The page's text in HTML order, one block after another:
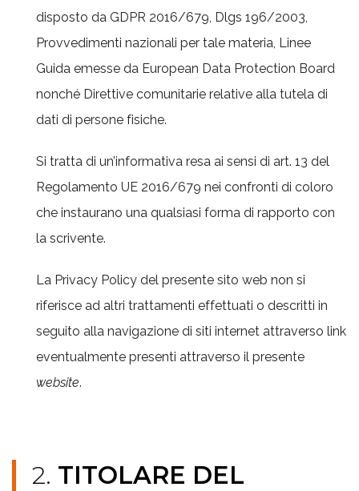
disposto da GDPR 2016/679, Dlgs 196/2003,
Provvedimenti nazionali per tale materia, Linee
Guida emesse da European Data Protection Board
nonché Direttive comunitarie relative alla tutela di
dati di persone fisiche.
Si tratta di un’informativa resa ai sensi di art. 13 del
Regolamento UE 2016/679 nei confronti di coloro
che instaurano una qualsiasi forma di rapporto con
la scrivente.
La Privacy Policy del presente sito web non si
riferisce ad altri trattamenti effettuati o descritti in
seguito alla navigazione di siti internet attraverso link
eventualmente presenti attraverso il presente
website.
2. TITOLARE DEL